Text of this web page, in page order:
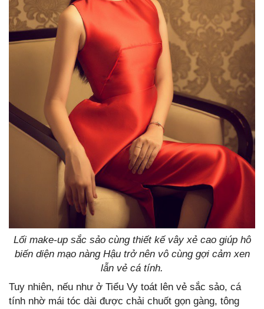
Lối make-up sắc sảo cùng thiết kế vây xẻ cao giúp hô
biến diện mạo nàng Hậu trở nên vô cùng gợi cảm xen
lẫn vẻ cá tính.
Tuy nhiên, nếu như ở Tiểu Vy toát lên vẻ sắc sảo, cá
tính nhờ mái tóc dài được chải chuốt gọn gàng, tông